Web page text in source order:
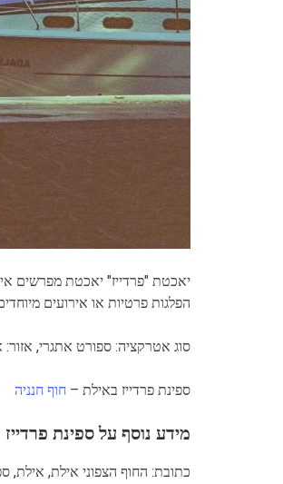
יאכטת "פרדייז" יאכטת מפרשים
הפלגות פרטיות או אירועים
סוג אטרקציה: ספורט אתגרי,
ספינת פרדייז באילת – חוף חנניה
מידע נוסף על ספינת
כתובת: החוף הצפוני אילת, אילת,